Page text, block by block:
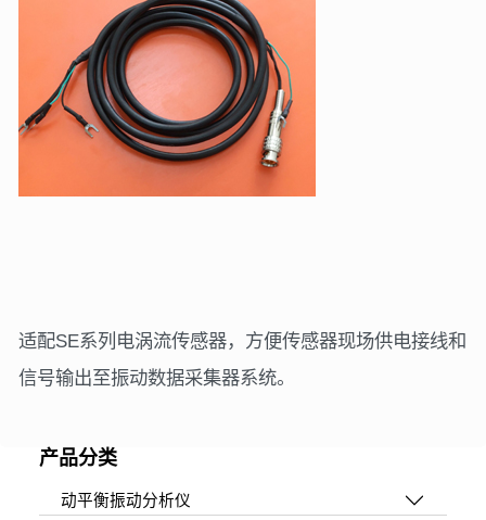
适配SE系列电涡流传感器，方便传感器现场供电接线和
信号输出至振动数据采集器系统。
产品分类
动平衡振动分析仪